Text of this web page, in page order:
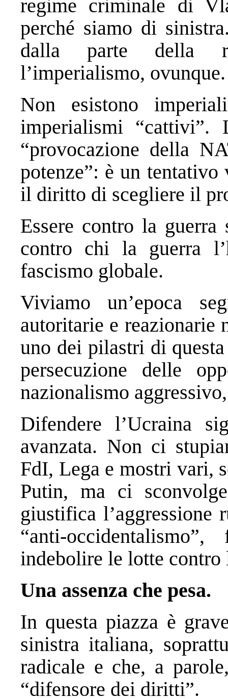
regime criminale di
perché siamo di
dalla parte della
l’imperialismo, ovunque.
Non esistono
imperialismi “cattivi”.
“provocazione della
potenze”: è un
il diritto di scegliere il
Essere contro la
contro chi la guerra
fascismo globale.
Viviamo un’epoca
autoritarie e reazionarie
uno dei pilastri di
persecuzione delle
nazionalismo
Difendere l’Ucraina
avanzata. Non ci
FdI, Lega e mostri vari,
Putin, ma ci
giustifica l’aggressione
“anti-
indebolire le lotte contro
Una assenza che pesa.
In questa piazza è
sinistra italiana,
radicale e che, a
“difensore dei diritti”.